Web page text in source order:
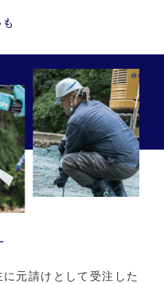
元請けとして受注した